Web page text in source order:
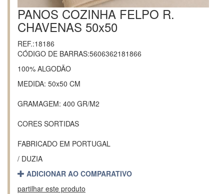
PANOS COZINHA FELPO R.
CHAVENAS 50x50
REF.:18186
CÓDIGO DE BARRAS:5606362181866
100% ALGODÃO
MEDIDA: 50x50 CM
GRAMAGEM: 400 GR/M2
CORES SORTIDAS
FABRICADO EM PORTUGAL
/ DUZIA
ADICIONAR AO COMPARATIVO
partilhar este produto